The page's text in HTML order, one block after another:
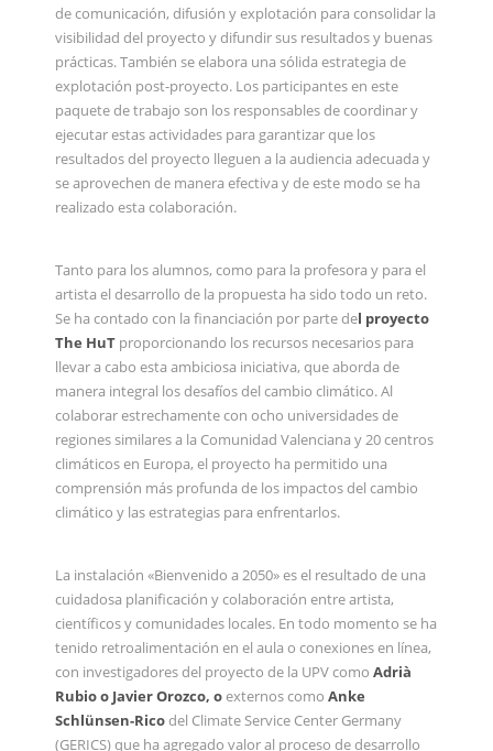
de comunicación, difusión y explotación para consolidar la
visibilidad del proyecto y difundir sus resultados y buenas
prácticas. También se elabora una sólida estrategia de
explotación post-proyecto. Los participantes en este
paquete de trabajo son los responsables de coordinar y
ejecutar estas actividades para garantizar que los
resultados del proyecto lleguen a la audiencia adecuada y
se aprovechen de manera efectiva y de este modo se ha
realizado esta colaboración.
Tanto para los alumnos, como para la profesora y para el
artista el desarrollo de la propuesta ha sido todo un reto.
Se ha contado con la financiación por parte del proyecto
The HuT proporcionando los recursos necesarios para
llevar a cabo esta ambiciosa iniciativa, que aborda de
manera integral los desafíos del cambio climático. Al
colaborar estrechamente con ocho universidades de
regiones similares a la Comunidad Valenciana y 20 centros
climáticos en Europa, el proyecto ha permitido una
comprensión más profunda de los impactos del cambio
climático y las estrategias para enfrentarlos.
La instalación «Bienvenido a 2050» es el resultado de una
cuidadosa planificación y colaboración entre artista,
científicos y comunidades locales. En todo momento se ha
tenido retroalimentación en el aula o conexiones en línea,
con investigadores del proyecto de la UPV como Adrià
Rubio o Javier Orozco, oexternos como Anke
Schlünsen-Ricodel Climate Service Center Germany
(GERICS) que ha agregado valor al proceso de desarrollo